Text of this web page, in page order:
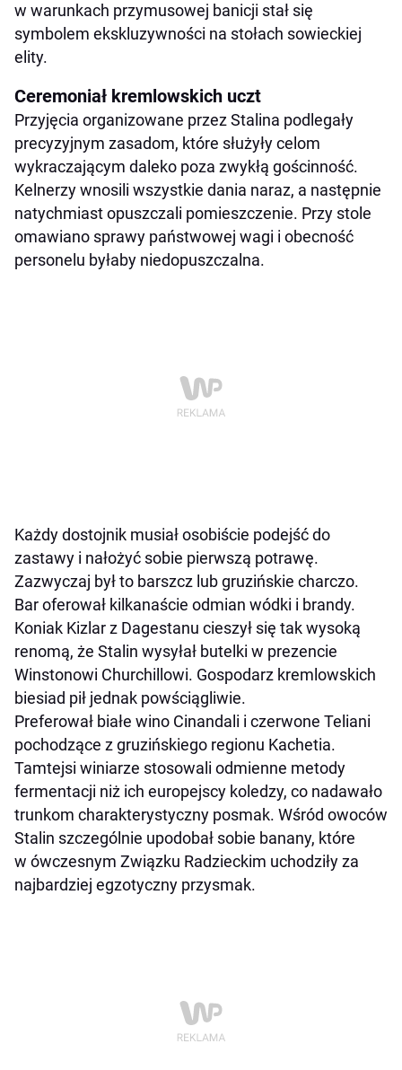
w warunkach przymusowej banicji stał się
symbolem ekskluzywności na stołach sowieckiej
elity.
Ceremoniał kremlowskich uczt
Przyjęcia organizowane przez Stalina podlegały
precyzyjnym zasadom, które służyły celom
wykraczającym daleko poza zwykłą gościnność.
Kelnerzy wnosili wszystkie dania naraz, a następnie
natychmiast opuszczali pomieszczenie. Przy stole
omawiano sprawy państwowej wagi i obecność
personelu byłaby niedopuszczalna.
Każdy dostojnik musiał osobiście podejść do
zastawy i nałożyć sobie pierwszą potrawę.
Zazwyczaj był to barszcz lub gruzińskie charczo.
Bar oferował kilkanaście odmian wódki i brandy.
Koniak Kizlar z Dagestanu cieszył się tak wysoką
renomą, że Stalin wysyłał butelki w prezencie
Winstonowi Churchillowi. Gospodarz kremlowskich
biesiad pił jednak powściągliwie.
Preferował białe wino Cinandali i czerwone Teliani
pochodzące z gruzińskiego regionu Kachetia.
Tamtejsi winiarze stosowali odmienne metody
fermentacji niż ich europejscy koledzy, co nadawało
trunkom charakterystyczny posmak. Wśród owoców
Stalin szczególnie upodobał sobie banany, które
w ówczesnym Związku Radzieckim uchodziły za
najbardziej egzotyczny przysmak.